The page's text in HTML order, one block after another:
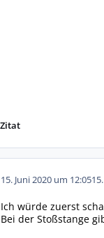
Zitat
15. Juni 2020 um 12:05
Ich würde zuerst
Bei der Stoßstange